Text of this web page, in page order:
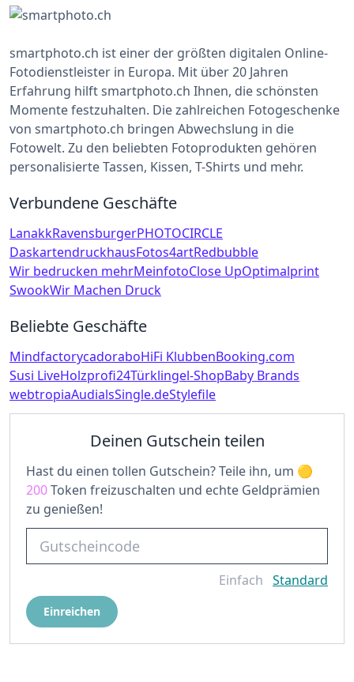
smartphoto.ch ist einer der größten digitalen Online-
Fotodienstleister in Europa. Mit über 20 Jahren
Erfahrung hilft smartphoto.ch Ihnen, die schönsten
Momente festzuhalten. Die zahlreichen Fotogeschenke
von smartphoto.ch bringen Abwechslung in die
Fotowelt. Zu den beliebten Fotoprodukten gehören
personalisierte Tassen, Kissen, T-Shirts und mehr.
Verbundene Geschäfte
LanakkRavensburgerPHOTOCIRCLE
DaskartendruckhausFotos4artRedbubble
Wir bedrucken mehrMeinfotoClose UpOptimalprint
SwookWir Machen Druck
Beliebte Geschäfte
MindfactorycadoraboHiFi KlubbenBooking.com
Susi LiveHolzprofi24Türklingel-ShopBaby Brands
webtropiaAudialsSingle.deStylefile
Deinen Gutschein teilen
Hast du einen tollen Gutschein? Teile ihn, um
200Token freizuschalten und echte Geldprämien
zu genießen!
Einfach Standard
Einreichen